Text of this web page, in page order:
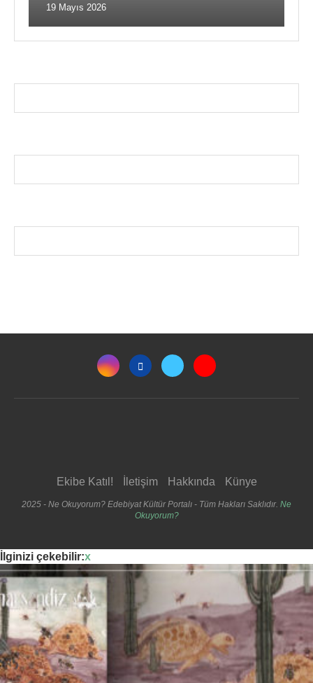
19 Mayıs 2026
Ekibe Katıl! İletişim Hakkında Künye
2025 - Ne Okuyorum? Edebiyat Kültür Portalı - Tüm Hakları Saklıdır. Ne
Okuyorum?
İlginizi çekebilir:x